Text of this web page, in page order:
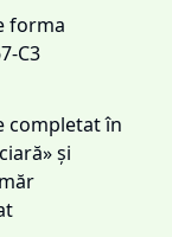
forma
C3
completat în
și